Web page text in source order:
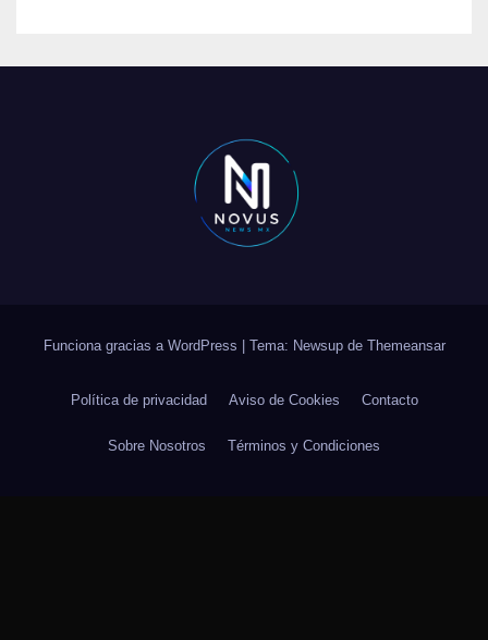
Funciona gracias a WordPress Tema: Newsup de Themeansar
Política de privacidad Aviso de Cookies Contacto
Sobre Nosotros Términos y Condiciones